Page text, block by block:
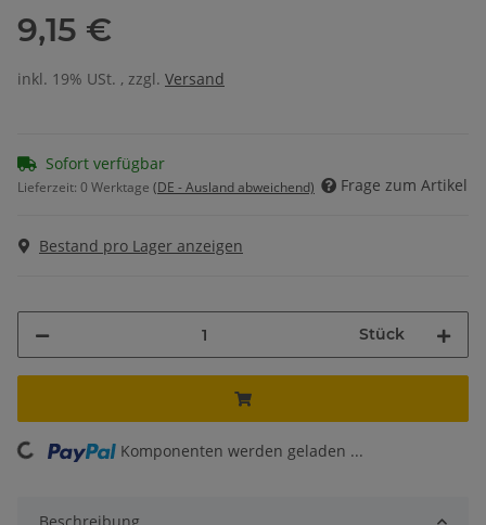
9,15 €
inkl. 19% USt. , zzgl. Versand
Sofort verfügbar
Lieferzeit: 0 Werktage (DE - Ausland abweichend) Frage zum Artikel
Bestand pro Lager anzeigen
Stück
Komponenten werden geladen ...